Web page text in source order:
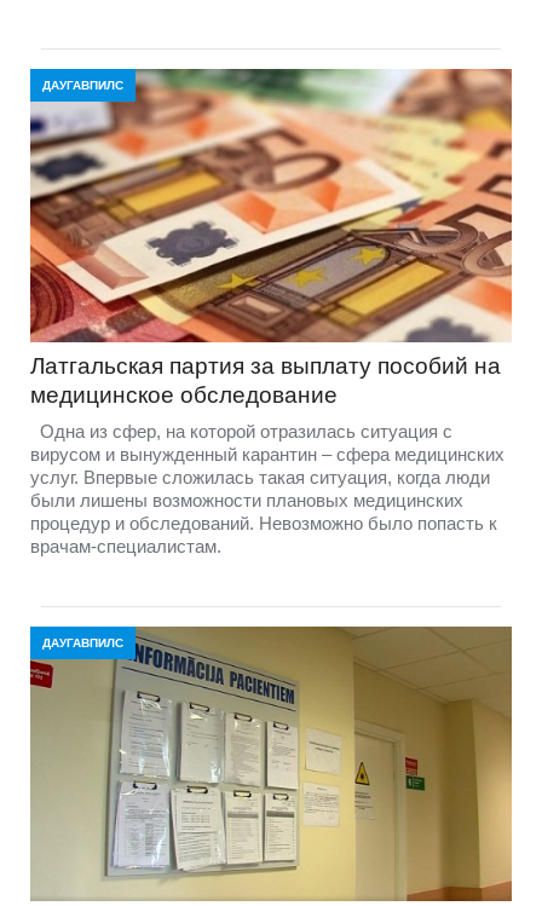
ДАУГАВПИЛС
Латгальская партия за выплату пособий на
медицинское обследование
Одна из сфер, на которой отразилась ситуация с
вирусом и вынужденный карантин – сфера медицинских
услуг. Впервые сложилась такая ситуация, когда люди
были лишены возможности плановых медицинских
процедур и обследований. Невозможно было попасть к
врачам-специалистам.
ДАУГАВПИЛС